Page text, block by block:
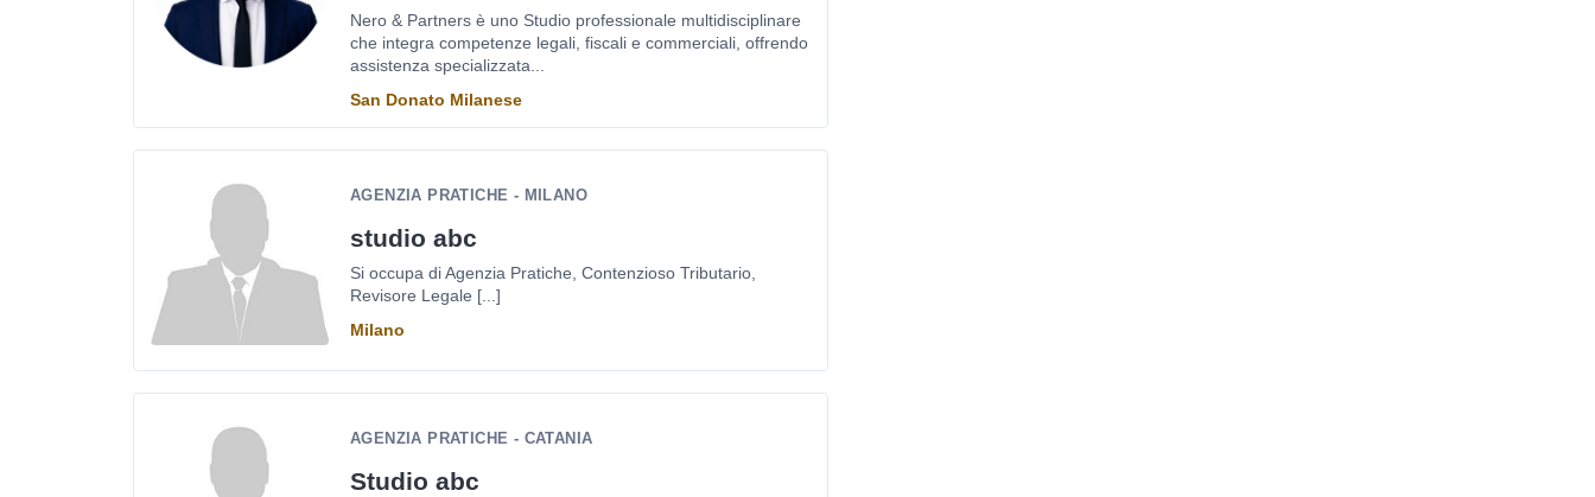
Nero & Partners è uno Studio professionale multidisciplinare
che integra competenze legali, fiscali e commerciali, offrendo
assistenza specializzata...
San Donato Milanese
AGENZIA PRATICHE - MILANO
studio abc
Si occupa di Agenzia Pratiche, Contenzioso Tributario,
Revisore Legale [...]
Milano
AGENZIA PRATICHE - CATANIA
Studio abc